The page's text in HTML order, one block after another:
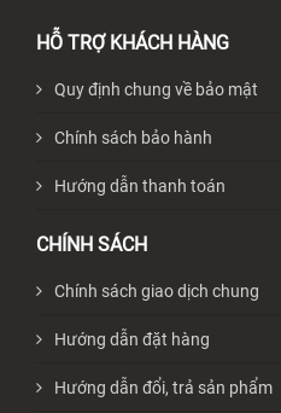
HỖ TRỢ KHÁCH HÀNG
Quy định chung về bảo mật
Chính sách bảo hành
Hướng dẫn thanh toán
CHÍNH SÁCH
Chính sách giao dịch chung
Hướng dẫn đặt hàng
Hướng dẫn đổi, trả sản phẩm